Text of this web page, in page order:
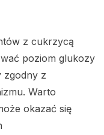
z cukrzycą
poziom glukozy
zgodny z
Warto
okazać się